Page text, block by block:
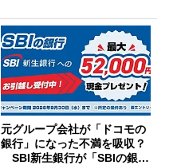
元グループ会社が「ドコモの
銀行」になった不満を吸収？
SBI新生銀行が「SBIの銀